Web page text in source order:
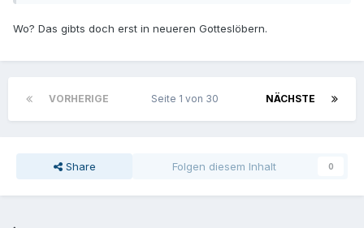
Wo? Das gibts doch erst in neueren Gotteslöbern.
VORHERIGE NÄCHSTE
Seite 1 von 30
Share Folgen diesem Inhalt 0